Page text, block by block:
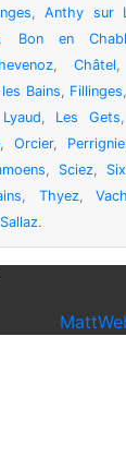
, Anthy sur
, Bon en
, Châtel
Bains, Fillinges,
, Les Gets,
, Orcier,
, Sciez,
, Thyez,
.